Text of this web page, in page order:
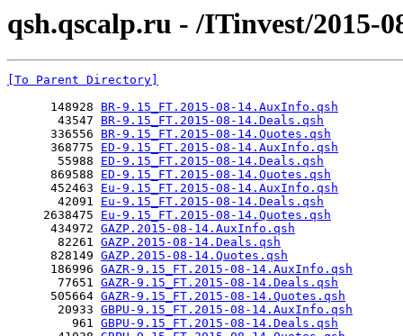
qsh.qscalp.ru - /ITinvest/2015-
[To Parent Directory]
      148928
BR-9.15_FT.2015-08-14.AuxInfo.qsh
       43547
BR-9.15_FT.2015-08-14.Deals.qsh
      336556
BR-9.15_FT.2015-08-14.Quotes.qsh
      368775
ED-9.15_FT.2015-08-14.AuxInfo.qsh
       55988
ED-9.15_FT.2015-08-14.Deals.qsh
      869588
ED-9.15_FT.2015-08-14.Quotes.qsh
      452463
Eu-9.15_FT.2015-08-14.AuxInfo.qsh
       42091
Eu-9.15_FT.2015-08-14.Deals.qsh
     2638475
Eu-9.15_FT.2015-08-14.Quotes.qsh
      434972
GAZP.2015-08-14.AuxInfo.qsh
       82261
GAZP.2015-08-14.Deals.qsh
      828149
GAZP.2015-08-14.Quotes.qsh
      186996
GAZR-9.15_FT.2015-08-14.AuxInfo.qsh
       77651
GAZR-9.15_FT.2015-08-14.Deals.qsh
      505664
GAZR-9.15_FT.2015-08-14.Quotes.qsh
       20933
GBPU-9.15_FT.2015-08-14.AuxInfo.qsh
         961
GBPU-9.15_FT.2015-08-14.Deals.qsh